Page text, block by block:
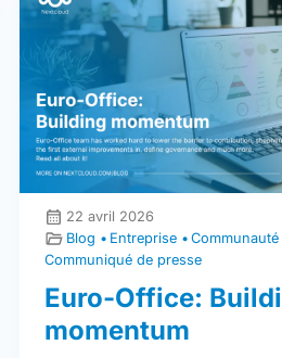
22 avril 2026
Blog
Entreprise Communauté
Communiqué de presse
Euro-Office:
momentum